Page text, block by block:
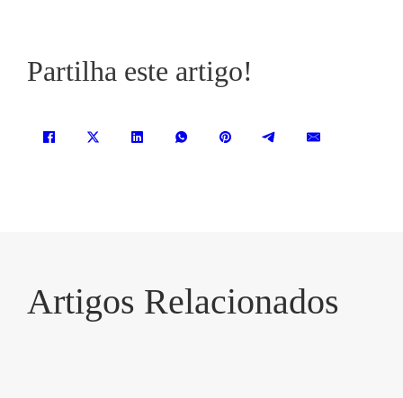
Partilha este artigo!
Artigos Relacionados